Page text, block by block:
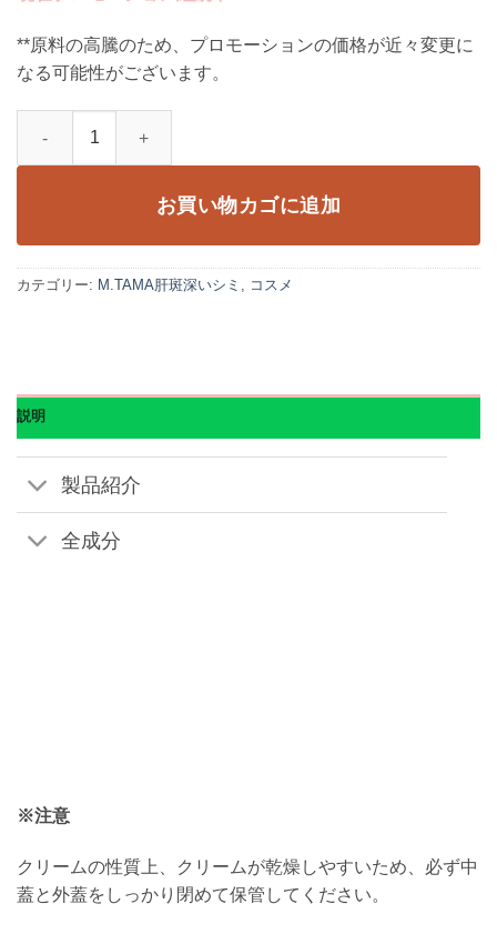
**原料の高騰のため、プロモーションの価格が近々変更に
なる可能性がございます。
お買い物カゴに追加
カテゴリー: M.TAMA肝斑深いシミ , コスメ
説明
製品紹介
全成分
※注意
クリームの性質上、クリームが乾燥しやすいため、必ず中
蓋と外蓋をしっかり閉めて保管してください。